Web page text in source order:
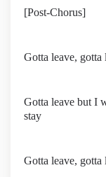
[Post-Chorus]
Gotta leave, gotta
Gotta leave but I
stay
Gotta leave, gotta